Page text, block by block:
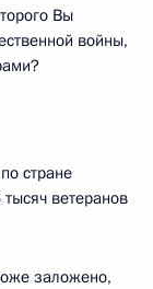
Вы
войны,
стране
ветеранов
заложено,